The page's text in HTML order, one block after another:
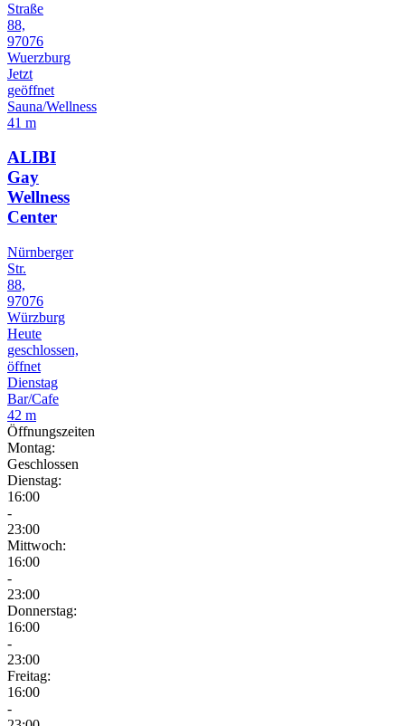
Straße
88,
97076
Wuerzburg
Jetzt
geöffnet
Sauna/Wellness
41 m
ALIBI
Gay
Wellness
Center
Nürnberger
Str.
88,
97076
Würzburg
Heute
geschlossen,
öffnet
Dienstag
Bar/Cafe
42 m
Öffnungszeiten
Montag:
Geschlossen
Dienstag:
16:00
-
23:00
Mittwoch:
16:00
-
23:00
Donnerstag:
16:00
-
23:00
Freitag:
16:00
-